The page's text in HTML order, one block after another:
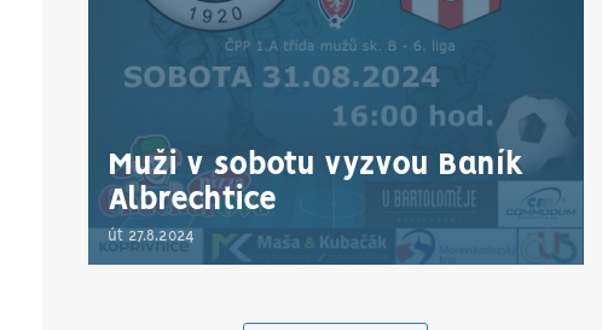
Muži v sobotu vyzvou Baník
Albrechtice
út 27.8.2024